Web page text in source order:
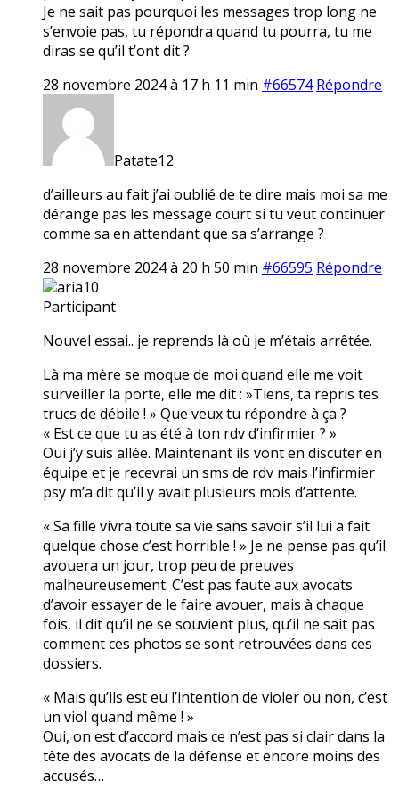
Je ne sait pas pourquoi les messages trop long ne
s’envoie pas, tu répondra quand tu pourra, tu me
diras se qu’il t’ont dit ?
28 novembre 2024 à 17 h 11 min #66574 Répondre
Patate12
d’ailleurs au fait j’ai oublié de te dire mais moi sa me
dérange pas les message court si tu veut continuer
comme sa en attendant que sa s’arrange ?
28 novembre 2024 à 20 h 50 min #66595 Répondre
aria10
Participant
Nouvel essai.. je reprends là où je m’étais arrêtée.
Là ma mère se moque de moi quand elle me voit
surveiller la porte, elle me dit : »Tiens, ta repris tes
trucs de débile ! » Que veux tu répondre à ça ?
« Est ce que tu as été à ton rdv d’infirmier ? »
Oui j’y suis allée. Maintenant ils vont en discuter en
équipe et je recevrai un sms de rdv mais l’infirmier
psy m’a dit qu’il y avait plusieurs mois d’attente.
« Sa fille vivra toute sa vie sans savoir s’il lui a fait
quelque chose c’est horrible ! » Je ne pense pas qu’il
avouera un jour, trop peu de preuves
malheureusement. C’est pas faute aux avocats
d’avoir essayer de le faire avouer, mais à chaque
fois, il dit qu’il ne se souvient plus, qu’il ne sait pas
comment ces photos se sont retrouvées dans ces
dossiers.
« Mais qu’ils est eu l’intention de violer ou non, c’est
un viol quand même ! »
Oui, on est d’accord mais ce n’est pas si clair dans la
tête des avocats de la défense et encore moins des
accusés…